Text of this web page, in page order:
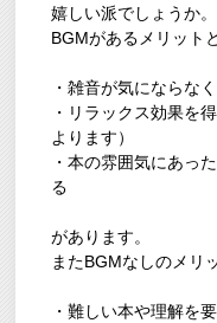
嬉しい派でしょうか。
BGMがあるメリット
・雑音が気にならな
・リラックス効果を
よります）
・本の雰囲気にあっ
る
があります。
またBGMなしのメリ
・難しい本や理解を